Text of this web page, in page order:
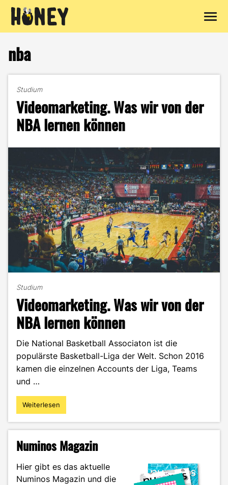
Inhalt
springen
nba
Studium
Videomarketing. Was wir von der
NBA lernen können
Studium
Videomarketing. Was wir von der
NBA lernen können
Die National Basketball Associaton ist die
populärste Basketball-Liga der Welt. Schon 2016
kamen die einzelnen Accounts der Liga, Teams
und …
"Videomarketing.
Was
der
lernen
können"
Weiterlesen
Numinos Magazin
Hier gibt es das aktuelle
Numinos Magazin und die